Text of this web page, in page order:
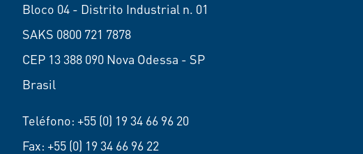
Bloco 04 - Distrito Industrial n. 01
SAKS 0800 721 7878
CEP 13 388 090 Nova Odessa - SP
Brasil
Teléfono: +55 (0) 19 34 66 96 20
Fax: +55 (0) 19 34 66 96 22